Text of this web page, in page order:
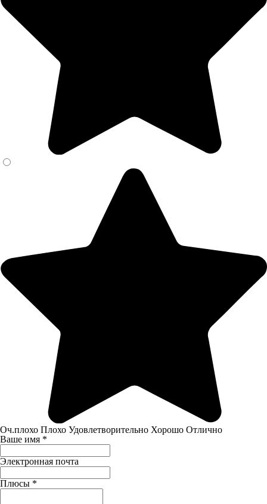
Оч.плохо Плохо Удовлетворительно Хорошо Отлично
Ваше имя *
Электронная почта
Плюсы *